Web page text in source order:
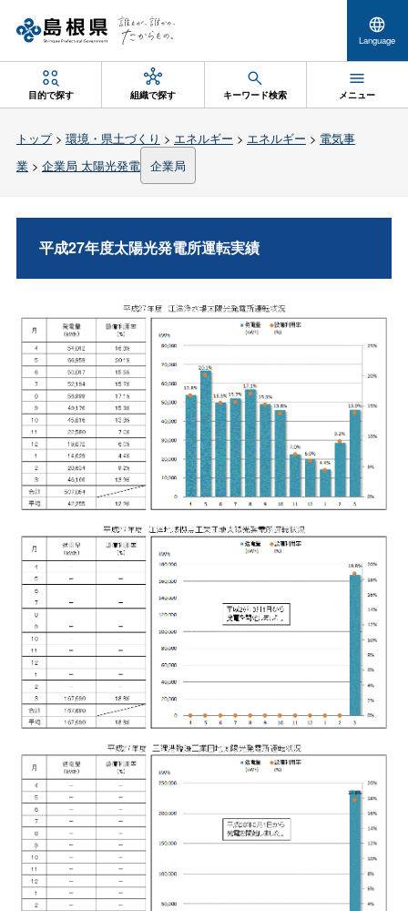
Language
目的で探す 組織で探す キーワード検索 メニュー
トップ> 環境・県土づくり > エネルギー > エネルギー > 電気事
業> 企業局 太陽光発電 企業局
平成27年度太陽光発電所運転実績